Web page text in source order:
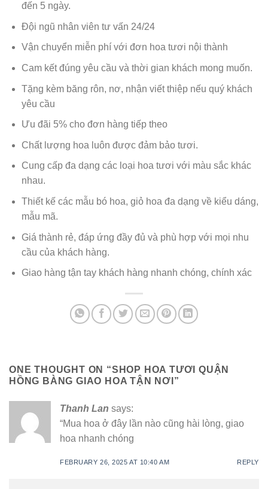
đến 5 ngày.
Đội ngũ nhân viên tư vấn 24/24
Vận chuyển miễn phí với đơn hoa tươi nội thành
Cam kết đúng yêu cầu và thời gian khách mong muốn.
Tặng kèm băng rôn, nơ, nhận viết thiệp nếu quý khách
yêu cầu
Ưu đãi 5% cho đơn hàng tiếp theo
Chất lượng hoa luôn được đảm bảo tươi.
Cung cấp đa dạng các loại hoa tươi với màu sắc khác
nhau.
Thiết kế các mẫu bó hoa, giỏ hoa đa dạng về kiểu dáng,
mẫu mã.
Giá thành rẻ, đáp ứng đầy đủ và phù hợp với mọi nhu
cầu của khách hàng.
Giao hàng tận tay khách hàng nhanh chóng, chính xác
ONE THOUGHT ON “SHOP HOA TƯƠI QUẬN
HỒNG BÀNG GIAO HOA TẬN NƠI ”
Thanh Lan says:
“Mua hoa ở đây lần nào cũng hài lòng, giao
hoa nhanh chóng
FEBRUARY 26, 2025 AT 10:40 AM REPLY